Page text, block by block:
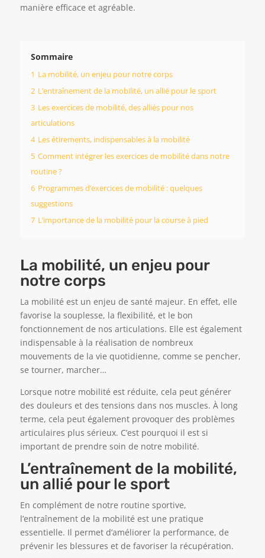
manière efficace et agréable.
Sommaire
1 La mobilité, un enjeu pour notre corps
2 L’entraînement de la mobilité, un allié pour le sport
3 Les exercices de mobilité, des alliés pour nos
articulations
4 Les étirements, indispensables à la mobilité
5 Comment intégrer les exercices de mobilité dans notre
routine ?
6 Programmes d’exercices de mobilité : quelques
suggestions
7 L’importance de la mobilité pour la course à pied
La mobilité, un enjeu pour
notre corps
La mobilité est un enjeu de santé majeur. En effet, elle
favorise la souplesse, la flexibilité, et le bon
fonctionnement de nos articulations. Elle est également
indispensable à la réalisation de nombreux
mouvements de la vie quotidienne, comme se pencher,
se tourner, marcher…
Lorsque notre mobilité est réduite, cela peut générer
des douleurs et des tensions dans nos muscles. À long
terme, cela peut également provoquer des problèmes
articulaires plus sérieux. C’est pourquoi il est si
important de prendre soin de notre mobilité.
L’entraînement de la mobilité,
un allié pour le sport
En complément de notre routine sportive,
l’entraînement de la mobilité est une pratique
essentielle. Il permet d’améliorer la performance, de
prévenir les blessures et de favoriser la récupération.